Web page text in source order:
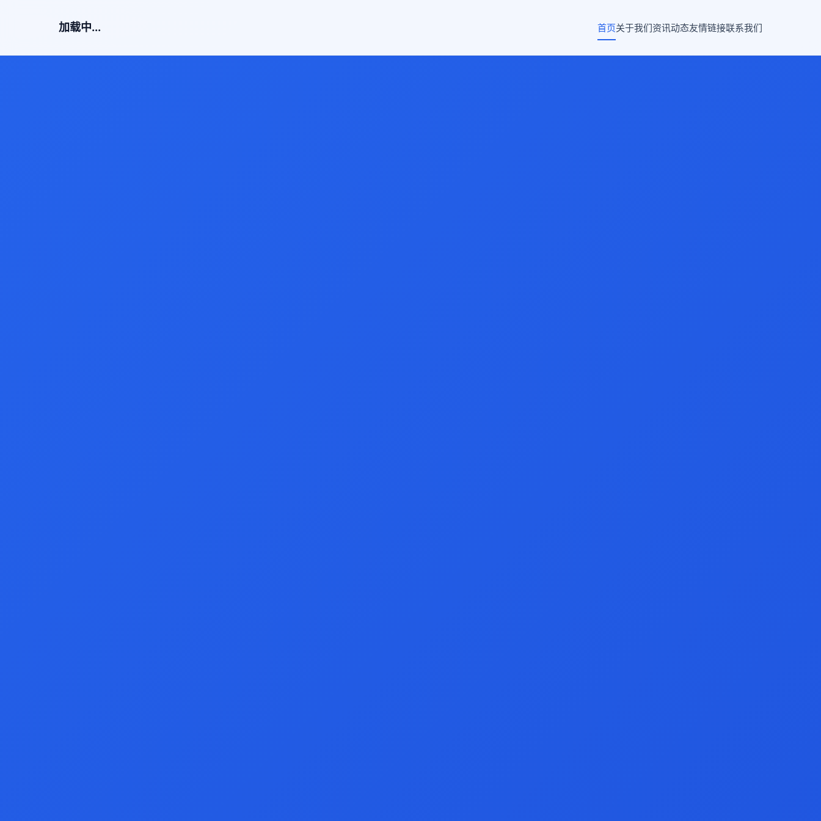
加载中... 首页关于我们资讯动态友情链接联系我们